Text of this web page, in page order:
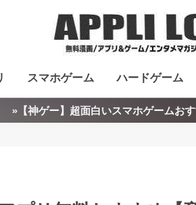
スマホゲーム ハードゲーム
»【神ゲー】超面白いスマホゲームおす